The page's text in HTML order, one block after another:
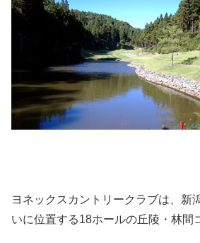
ヨネックスカントリークラブは、新
いに位置する18ホールの丘陵・林間